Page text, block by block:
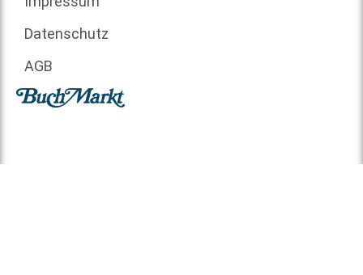
Datenschutz
AGB